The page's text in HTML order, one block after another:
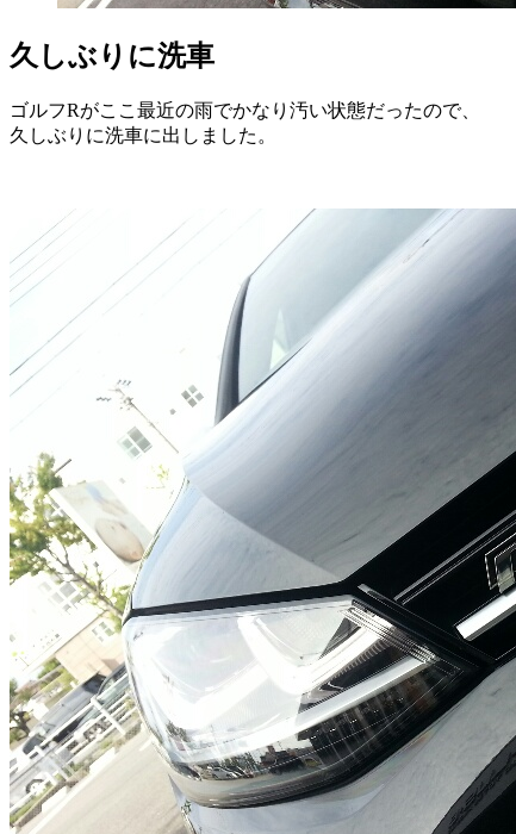
久しぶりに洗車
ゴルフRがここ最近の雨でかなり汚い状態だったので、
久しぶりに洗車に出しました。